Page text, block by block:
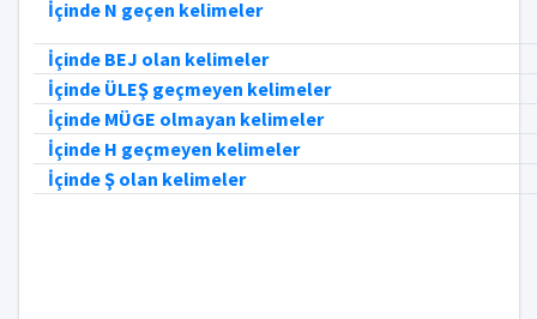
İçinde N geçen kelimeler
İçinde BEJ olan kelimeler
İçinde ÜLEŞ geçmeyen kelimeler
İçinde MÜGE olmayan kelimeler
İçinde H geçmeyen kelimeler
İçinde Ş olan kelimeler